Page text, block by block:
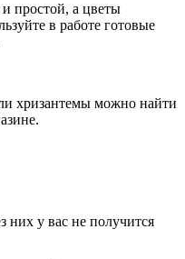
простой, а цветы
в работе готовые
хризантемы можно найти
у вас не получится